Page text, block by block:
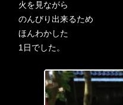
火を見ながら
のんびり出来るため
ほんわかした
1日でした。